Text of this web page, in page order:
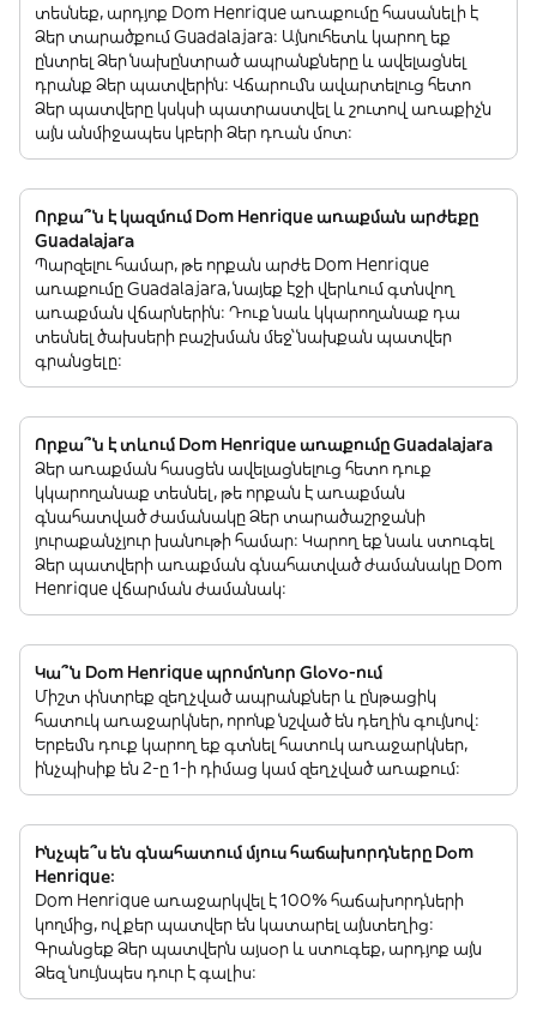
տեսնեք, արդյոք Dom Henrique առաքումը հասանելի է
Ձեր տարածքում Guadalajara: Այնուհետև կարող եք
ընտրել Ձեր նախընտրած ապրանքները և ավելացնել
դրանք Ձեր պատվերին: Վճարումն ավարտելուց հետո
Ձեր պատվերը կսկսի պատրաստվել և շուտով առաքիչն
այն անմիջապես կբերի Ձեր դռան մոտ:
Որքա՞ն է կազմում Dom Henrique առաքման արժեքը
Guadalajara
Պարզելու համար, թե որքան արժե Dom Henrique
առաքումը Guadalajara, նայեք էջի վերևում գտնվող
առաքման վճարներին: Դուք նաև կկարողանաք դա
տեսնել ծախսերի բաշխման մեջ՝ նախքան պատվեր
գրանցելը:
Որքա՞ն է տևում Dom Henrique առաքումը Guadalajara
Ձեր առաքման հասցեն ավելացնելուց հետո դուք
կկարողանաք տեսնել, թե որքան է առաքման
գնահատված ժամանակը Ձեր տարածաշրջանի
յուրաքանչյուր խանութի համար: Կարող եք նաև ստուգել
Ձեր պատվերի առաքման գնահատված ժամանակը Dom
Henrique վճարման ժամանակ:
Կա՞ն Dom Henrique պրոմոնոր Glovo-ում
Միշտ փնտրեք զեղչված ապրանքներ և ընթացիկ
հատուկ առաջարկներ, որոնք նշված են դեղին գույնով:
Երբեմն դուք կարող եք գտնել հատուկ առաջարկներ,
ինչպիսիք են 2-ը 1-ի դիմաց կամ զեղչված առաքում:
Ինչպե՞ս են գնահատում մյուս հաճախորդները Dom
Henrique:
Dom Henrique առաջարկվել է 100% հաճախորդների
կողմից, ովքեր պատվեր են կատարել այնտեղից:
Գրանցեք Ձեր պատվերն այսօր և ստուգեք, արդյոք այն
Ձեզ նույնպես դուր է գալիս: